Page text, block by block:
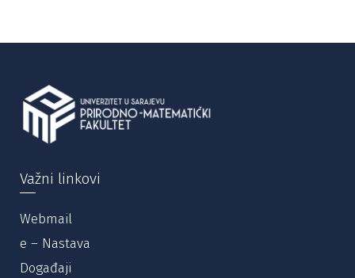
Važni linkovi
Webmail
e – Nastava
Događaji